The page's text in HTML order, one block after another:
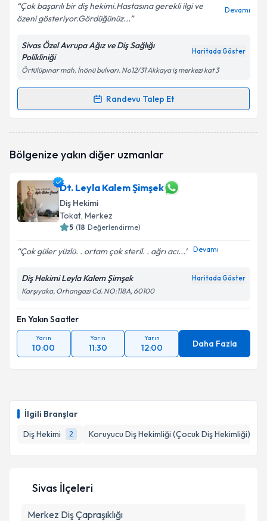
İlgili Branşlar
Diş Hekimi
2 Koruyucu Diş Hekimliği (Çocuk Diş Hekimliği)
Çok başarılı bir diş hekimi.Hastasına gerekli ilgi ve
özeni gösteriyor.Gördüğünüz...
Devamı
Sivas Özel Avrupa Ağız ve Diş Sağlığı
Polikliniği
Haritada Göster
Örtülüpınar mah. İnönü bulvarı. No12/31 Akkaya iş merkezi kat 3
Randevu Talep Et
Randevu Takvimi Talebi
oluşturun. Size bu uzmandan randevu almanız için bir
E-posta Adresiniz
Kişisel verilerimin işlenmesine ilişkin Aydınlatma
kapsamda işlenmesini kabul ediyorum.
Takvim Talebini Gönder
Bölgenize yakın diğer uzmanlar
Dt. Leyla Kalem Şimşek
Diş Hekimi
Tokat, Merkez
5 (18 Değerlendirme)
Çok güler yüzlü. . ortam çok steril. . ağrı acı... Devamı
Diş Hekimi Leyla Kalem Şimşek Haritada Göster
Karşıyaka, Orhangazi Cd. NO:118A, 60100
En Yakın Saatler
Yarın
10:00
Yarın
11:30
Yarın
12:00 Daha Fazla
Sivas İlçeleri
Merkez Diş Çapraşıklığı